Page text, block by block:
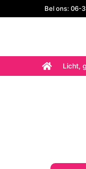
Bel ons: 06-
Licht,